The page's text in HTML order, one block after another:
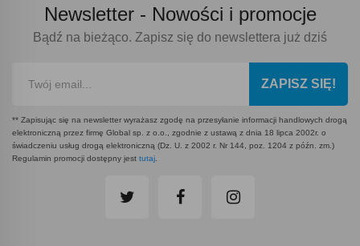
Newsletter - Nowości i promocje
Bądź na bieżąco. Zapisz się do newslettera już dziś
ZAPISZ SIĘ!
** Zapisując się na newsletter wyrażasz zgodę na przesyłanie informacji handlowych drogą
elektroniczną przez firmę Global sp. z o.o., zgodnie z ustawą z dnia 18 lipca 2002r. o
świadczeniu usług drogą elektroniczną (Dz. U. z 2002 r. Nr 144, poz. 1204 z późn. zm.)
Regulamin promocji dostępny jest tutaj.